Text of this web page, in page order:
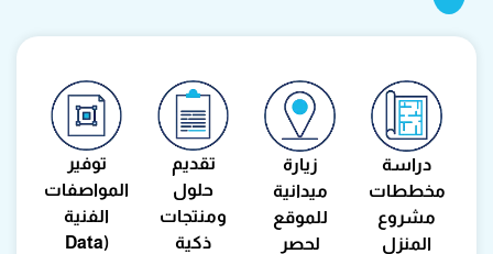
دراسة
مخططات
مشروع
المنزل
زيارة
ميدانية
للموقع
لحصر
تقديم
حلول
ومنتجات
ذكية
توفير
المواصفات
الفنية
(Data